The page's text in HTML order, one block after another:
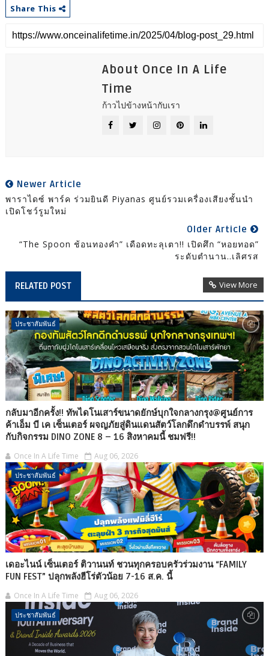
Share This
About Once In A Life
Time
ก้าวไปข้างหน้ากับเรา
Newer Article
พาราไดซ์ พาร์ค ร่วมยินดี Piyanas ศูนย์รวมเครื่องเสียงชั้นนำ
เปิดโชว์รูมใหม่
Older Article
“The Spoon ช้อนทองคำ” เดือดทะลุเตา!! เปิดศึก “หอยทอด”
ระดับตำนาน..เลิศรส
RELATED POST View More
ประชาสัมพันธ์
กลับมาอีกครั้ง!! ทัพไดโนเสาร์ขนาดยักษ์บุกใจกลางกรุง@ศูนย์การ
ค้าเอ็ม บี เค เซ็นเตอร์ ผจญภัยสู่ดินแดนสัตว์โลกดึกดำบรรพ์ สนุก
กับกิจกรรม DINO ZONE 8 – 16 สิงหาคมนี้ ชมฟรี!!
Once In A Life Time Aug 06, 2026
ประชาสัมพันธ์
เดอะไนน์ เซ็นเตอร์ ติวานนท์ ชวนทุกครอบครัวร่วมงาน “FAMILY
FUN FEST” ปลุกพลังฮีโร่ตัวน้อย 7-16 ส.ค. นี้
Once In A Life Time Aug 06, 2026
ประชาสัมพันธ์